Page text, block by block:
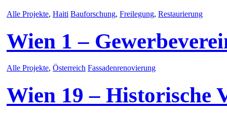
Alle Projekte, Haiti Bauforschung, Freilegung, Restaurierung
Wien 1 –
Alle Projekte, Österreich Fassadenrenovierung
Wien 19 – Historische